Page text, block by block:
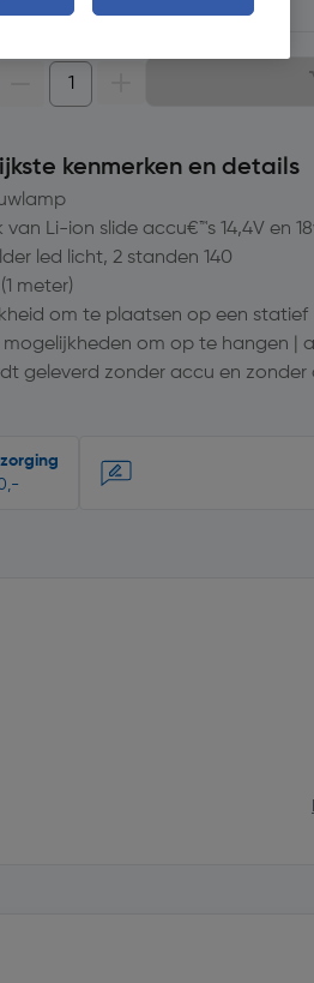
kenmerken en details
van Li-ion slide accu€™s 14,4V en
led licht, 2 standen 140
meter)
om te plaatsen op een statief
mogelijkheden om op te hangen |
geleverd zonder accu en zonder